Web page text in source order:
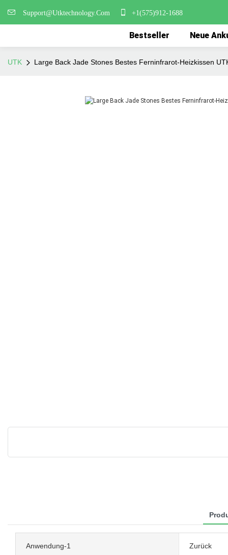
Support@Utktechnology.Com +1(575)912-1688
Bestseller Neue
UTK Large Back Jade Stones Bestes Ferninfrarot-Heizkissen
Anwendung-1 Zurück